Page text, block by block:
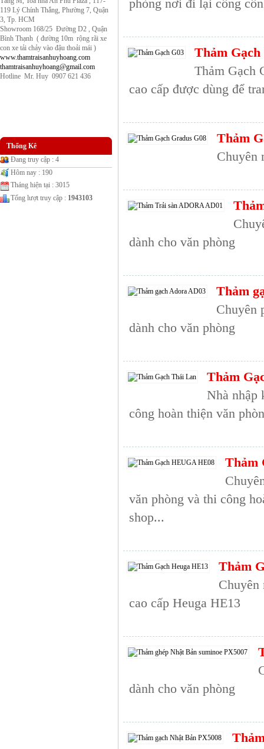
119 Lý Chính Thắng, Phường 7, Quận
3, Tp. HCM
Showroom 168/25 Đường D2 , Quận
Bình Thạnh ( đường 10m rộng rãi xe
con xe tải chảy vào đậu thoải mái )
www.thamtraisanhuyhoang.com
thamtraisanhuyhoang@gmail.com
Hotline Mr. Huy 0907 621 436
Thống Kê
Đang truy cập : 4
Hôm nay : 190
Tháng hiện tại : 3015
Tổng lượt truy cập : 1943103
phòng nơi đi lại công
Thảm Gạch
Thảm Gạch
cao cấp được dùng để
Thảm
Chuyên
dành cho văn phòng
Thảm
Chuyên
dành cho văn phòng
Thảm
Nhà nhập
công hoàn thiện văn
Thảm
văn phòng và thi công
shop...
Thảm
Chuyên
cao cấp Heuga HE13
dành cho văn phòng